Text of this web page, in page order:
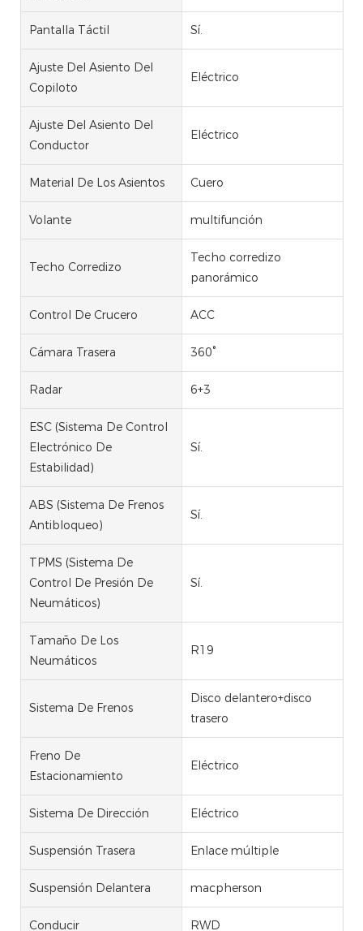
Pantalla Táctil Sí.
Ajuste Del Asiento Del
Copiloto
Eléctrico
Ajuste Del Asiento Del
Conductor
Eléctrico
Material De Los Asientos Cuero
Volante multifunción
Techo Corredizo
Techo corredizo
panorámico
Control De Crucero ACC
Cámara Trasera 360°
Radar 6+3
ESC (Sistema De Control
Electrónico De
Estabilidad)
Sí.
ABS (Sistema De Frenos
Antibloqueo)
Sí.
TPMS (Sistema De
Control De Presión De
Neumáticos)
Sí.
Tamaño De Los
Neumáticos
R19
Sistema De Frenos
Disco delantero+disco
trasero
Freno De
Estacionamiento
Eléctrico
Sistema De Dirección Eléctrico
Suspensión Trasera Enlace múltiple
Suspensión Delantera macpherson
Conducir RWD